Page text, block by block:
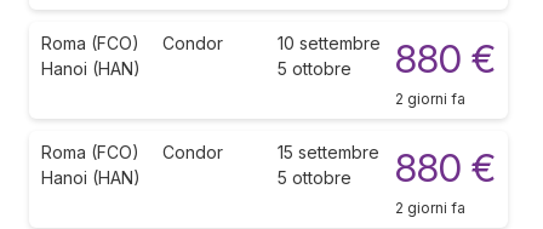
Roma (FCO)
Hanoi (HAN)
Condor
10 settembre
5 ottobre
880 €
2 giorni fa
Roma (FCO)
Hanoi (HAN)
Condor
15 settembre
5 ottobre
880 €
2 giorni fa